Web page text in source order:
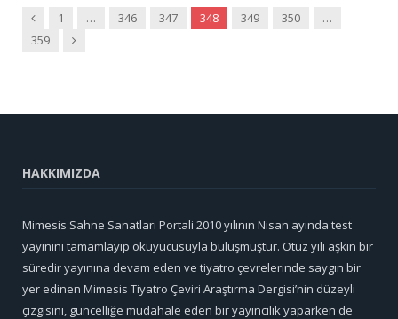
Önceki
1 … 346 347 348 349 350
…
359
Sonraki
HAKKIMIZDA
Mimesis Sahne Sanatları Portali 2010 yılının Nisan ayında test
yayınını tamamlayıp okuyucusuyla buluşmuştur. Otuz yılı aşkın bir
süredir yayınına devam eden ve tiyatro çevrelerinde saygın bir
yer edinen Mimesis Tiyatro Çeviri Araştırma Dergisi’nin düzeyli
çizgisini, güncelliğe müdahale eden bir yayıncılık yaparken de